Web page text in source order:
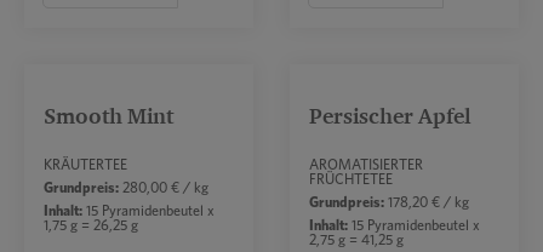
Smooth Mint
KRÄUTERTEE
Grundpreis: 280,00 € / kg
Inhalt: 15 Pyramidenbeutel x
1,75 g = 26,25 g
Persischer Apfel
AROMATISIERTER
FRÜCHTETEE
Grundpreis: 178,20 € / kg
Inhalt: 15 Pyramidenbeutel x
2,75 g = 41,25 g